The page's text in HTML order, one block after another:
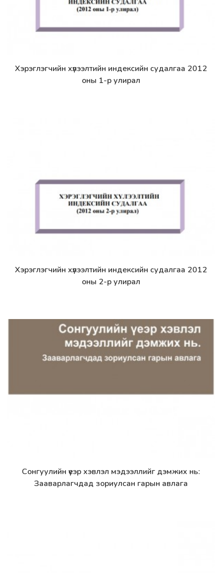
Дэлгэрэнгүй
Хэрэглэгчийн хүлээлтийн индексийн судалгаа 2012
оны 1-р улирал
Дэлгэрэнгүй
Хэрэглэгчийн хүлээлтийн индексийн судалгаа 2012
оны 2-р улирал
Дэлгэрэнгүй
Сонгуулийн үеэр хэвлэл мэдээллийг дэмжих нь:
Зааварлагчдад зориулсан гарын авлага